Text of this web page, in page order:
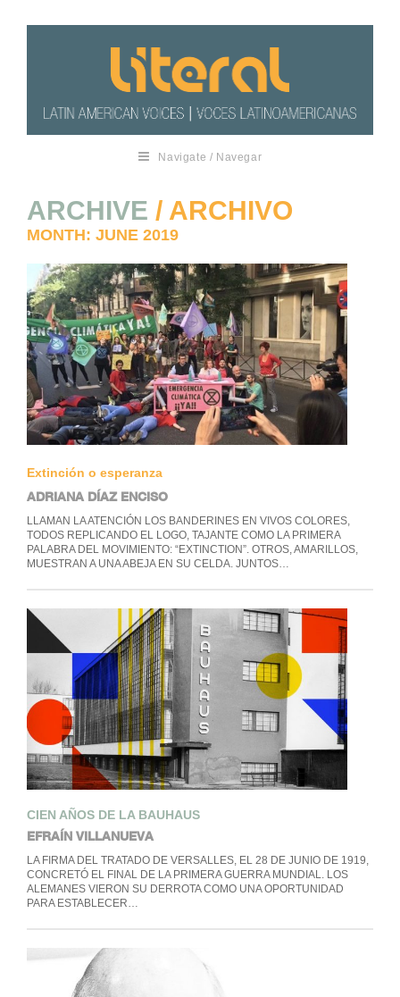
Navigate / Navegar
ARCHIVE / ARCHIVO
MONTH: JUNE 2019
Extinción o esperanza
ADRIANA DÍAZ ENCISO
LLAMAN LA ATENCIÓN LOS BANDERINES EN VIVOS COLORES,
TODOS REPLICANDO EL LOGO, TAJANTE COMO LA PRIMERA
PALABRA DEL MOVIMIENTO: “EXTINCTION”. OTROS, AMARILLOS,
MUESTRAN A UNA ABEJA EN SU CELDA. JUNTOS…
CIEN AÑOS DE LA BAUHAUS
EFRAÍN VILLANUEVA
LA FIRMA DEL TRATADO DE VERSALLES, EL 28 DE JUNIO DE 1919,
CONCRETÓ EL FINAL DE LA PRIMERA GUERRA MUNDIAL. LOS
ALEMANES VIERON SU DERROTA COMO UNA OPORTUNIDAD
PARA ESTABLECER…